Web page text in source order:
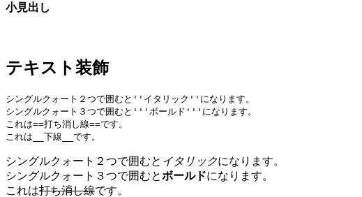
小見出し
テキスト装飾
シングルクォート２つで囲むと''イタリック''になります。
シングルクォート３つで囲むと'''ボールド'''になります。
これは==打ち消し線==です。
シングルクォート２つで囲むと イタリックになります。
シングルクォート３つで囲むとボールドになります。
これは打ち消し線です。